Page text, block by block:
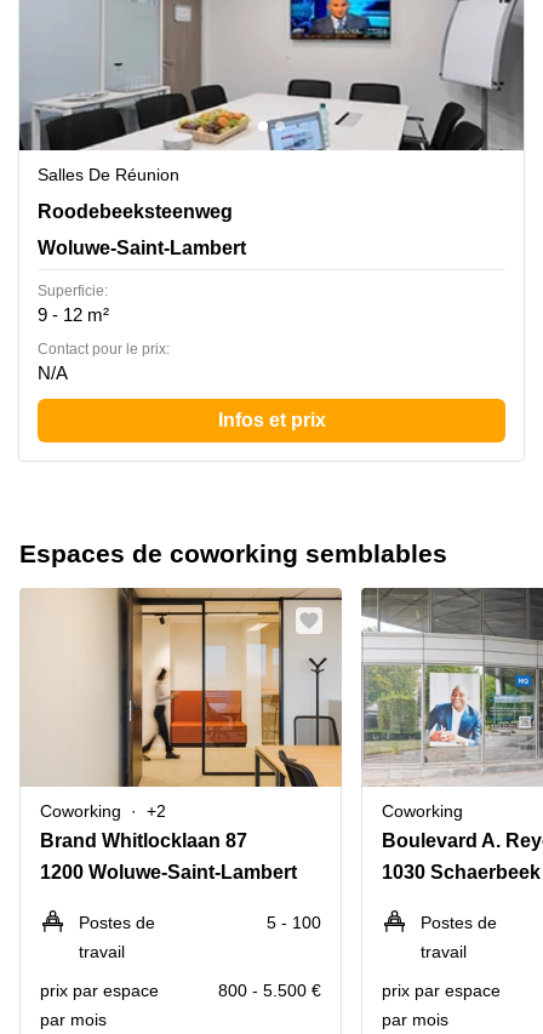
Salles De Réunion
Ch. de Roodebeek, 206, Bruxelles, Woluwe-Saint-
Roodebeeksteenweg
Woluwe-Saint-Lambert
Superficie:
9 - 12 m²
Contact pour le prix:
N/A
Infos et prix
Espaces de coworking semblables
Coworking +2
Brand Whitlocklaan 87
1200 Woluwe-Saint-Lambert
Postes de
travail
5 - 100
prix par espace
par mois
800 - 5.500 €
Coworking
Boulevard A.
1030 Schaerbeek
Postes de
travail
prix par espace
par mois